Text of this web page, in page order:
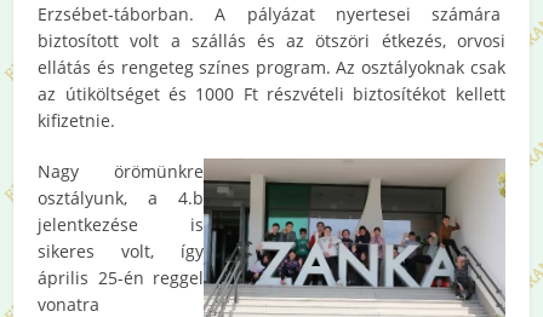
Erzsébet-táborban. A pályázat nyertesei számára
biztosított volt a szállás és az ötszöri étkezés, orvosi
ellátás és rengeteg színes program. Az osztályoknak csak
az útiköltséget és 1000 Ft részvételi biztosítékot kellett
kifizetnie.
Nagy örömünkre
osztályunk, a 4.b
jelentkezése is
sikeres volt, így
április 25-én reggel
vonatra